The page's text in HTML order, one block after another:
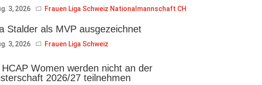
3, 2026 Frauen Liga Schweiz Nationalmannschaft CH
Stalder als MVP ausgezeichnet
3, 2026 Frauen Liga Schweiz
HCAP Women werden nicht an der
2026/27 teilnehmen